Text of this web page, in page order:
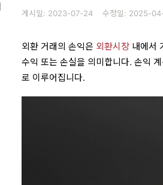
게시일: 2023-07-24 수정일: 2025-
외환 거래의 손익은 외환시장 내에서
수익 또는 손실을 의미합니다. 손익
로 이루어집니다.